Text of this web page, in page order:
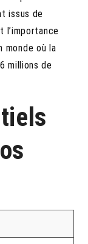
issus de
l’importance
monde où la
millions de